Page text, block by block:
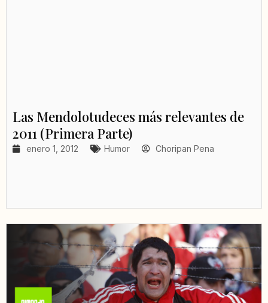
Las Mendolotudeces más relevantes de
2011 (Primera Parte)
enero 1, 2012 Humor Choripan Pena